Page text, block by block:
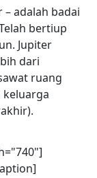
adalah badai
bertiup
Jupiter
dari
ruang